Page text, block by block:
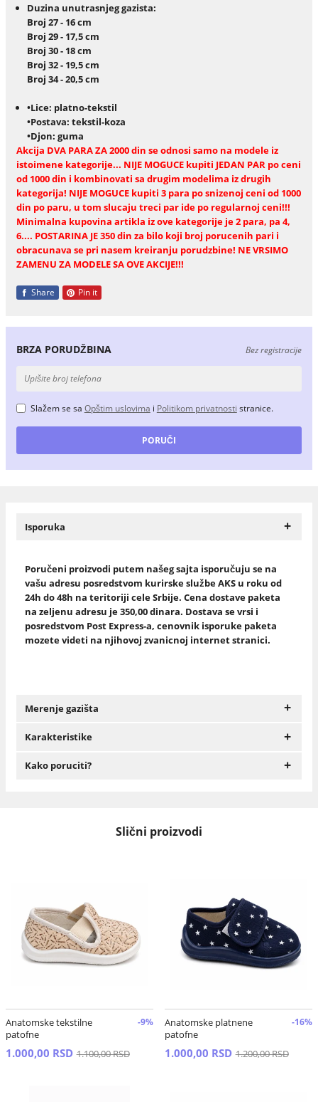
Duzina unutrasnjeg gazista:
Broj 27 - 16 cm
Broj 29 - 17,5 cm
Broj 30 - 18 cm
Broj 32 - 19,5 cm
Broj 34 - 20,5 cm
•Lice: platno-tekstil
•Postava: tekstil-koza
•Djon: guma
Akcija DVA PARA ZA 2000 din se odnosi samo na modele iz
istoimene kategorije... NIJE MOGUCE kupiti JEDAN PAR po ceni
od 1000 din i kombinovati sa drugim modelima iz drugih
kategorija! NIJE MOGUCE kupiti 3 para po snizenoj ceni od 1000
din po paru, u tom slucaju treci par ide po regularnoj ceni!!!
Minimalna kupovina artikla iz ove kategorije je 2 para, pa 4,
6.... POSTARINA JE 350 din za bilo koji broj porucenih pari i
obracunava se pri nasem kreiranju porudzbine! NE VRSIMO
ZAMENU ZA MODELE SA OVE AKCIJE!!!
Share Pin it
BRZA PORUDŽBINA Bez registracije
Slažem se sa Opštim uslovima i Politikom privatnosti stranice.
Isporuka +
Poručeni proizvodi putem našeg sajta isporučuju se na
vašu adresu posredstvom kurirske službe AKS u roku od
24h do 48h na teritoriji cele Srbije. Cena dostave paketa
na zeljenu adresu je 350,00 dinara. Dostava se vrsi i
posredstvom Post Express-a, cenovnik isporuke paketa
mozete videti na njihovoj zvanicnoj internet stranici.
Merenje gazišta +
Karakteristike +
Kako poruciti? +
Slični proizvodi
Anatomske tekstilne
patofne
-9%
1.000,00 RSD 1.100,00 RSD
Anatomske platnene
patofne
-16%
1.000,00 RSD 1.200,00 RSD